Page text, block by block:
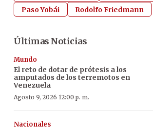
Paso Yobái
Rodolfo Friedmann
Últimas Noticias
Mundo
El reto de dotar de prótesis a los
amputados de los terremotos en
Venezuela
Agosto 9, 2026 12:00 p. m.
Nacionales